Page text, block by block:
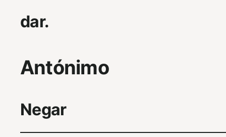
dar.
Antónimo
Negar